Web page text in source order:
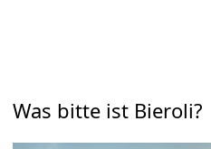
Was bitte ist Bieroli?